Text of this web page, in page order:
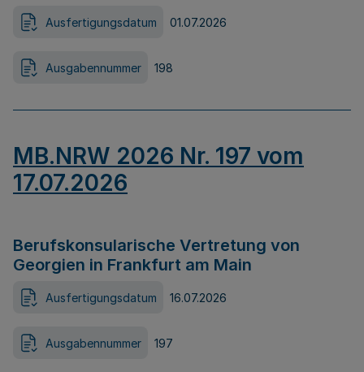
Ausfertigungsdatum 01.07.2026
Ausgabennummer 198
MB.NRW 2026 Nr. 197 vom
17.07.2026
Berufskonsularische Vertretung von
Georgien in Frankfurt am Main
Ausfertigungsdatum 16.07.2026
Ausgabennummer 197